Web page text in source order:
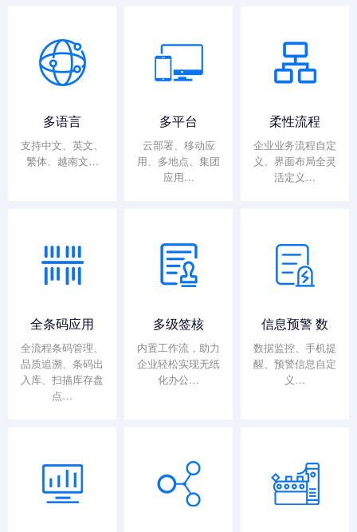
多语言
支持中文、英文、
繁体、越南文…
多平台
云部署、移动应
用、多地点、集团
应用…
柔性流程
企业业务流程自定
义、界面布局全灵
活定义…
全条码应用
全流程条码管理、
品质追溯、条码出
入库、扫描库存盘
点…
多级签核
内置工作流，助力
企业轻松实现无纸
化办公…
信息预警 数
数据监控、手机提
醒、预警信息自定
义…